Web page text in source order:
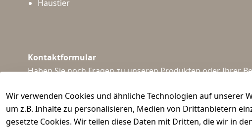
Wir verwenden Cookies und ähnliche Technologien auf unserer
um z.B. Inhalte zu personalisieren, Medien von Drittanbietern
gesetzte Cookies. Wir teilen diese Daten mit Dritten, die wir in
Haustier
Kontaktformular
Haben Sie noch Fragen zu unseren Produkten oder Ihrer
support@waidmeister.de